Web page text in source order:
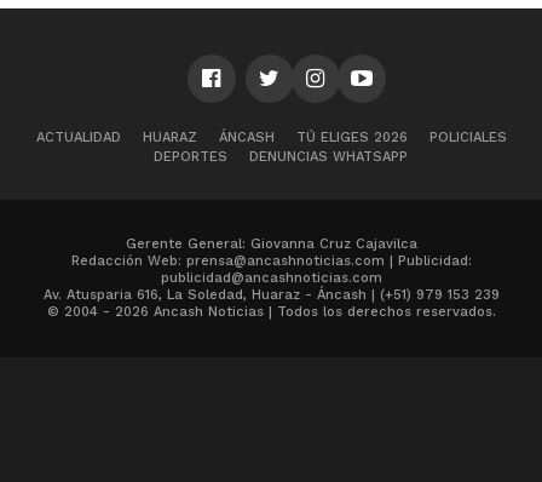
ACTUALIDAD HUARAZ ÁNCASH TÚ ELIGES 2026
POLICIALES
DEPORTES
DENUNCIAS WHATSAPP
Gerente General: Giovanna Cruz Cajavilca
Redacción Web: prensa@ancashnoticias.com | Publicidad:
publicidad@ancashnoticias.com
Av. Atusparia 616, La Soledad, Huaraz - Áncash | (+51) 979 153 239
© 2004 - 2026 Ancash Noticias | Todos los derechos reservados.